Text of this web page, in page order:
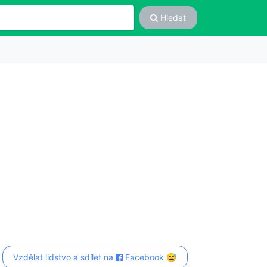
Hledat
Vzdělat lidstvo a sdílet na Facebook 😅